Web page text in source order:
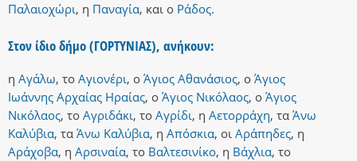
Παλαιοχώρι, η Παναγία, και ο Ράδος.
Στον ίδιο δήμο (ΓΟΡΤΥΝΙΑΣ), ανήκουν:
η Αγάλω, το Αγιονέρι, ο Άγιος Αθανάσιος, ο Άγιος
Ιωάννης Αρχαίας Ηραίας, ο Άγιος Νικόλαος, ο Άγιος
Νικόλαος, το Αγριδάκι, το Αγρίδι, η Αετορράχη, τα Άνω
Καλύβια, τα Άνω Καλύβια, η Απόσκια, οι Αράπηδες, η
Αράχοβα, η Αρσιναία, το Βαλτεσινίκο, η Βάχλια, το